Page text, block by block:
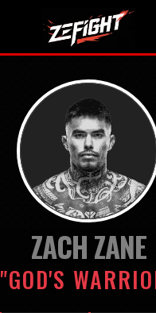
ZACH ZANE
"GOD'S